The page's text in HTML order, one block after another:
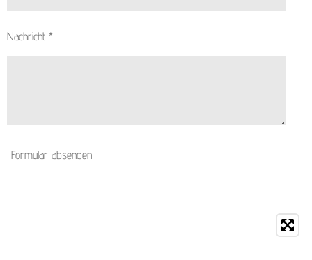
Nachricht *
Formular absenden